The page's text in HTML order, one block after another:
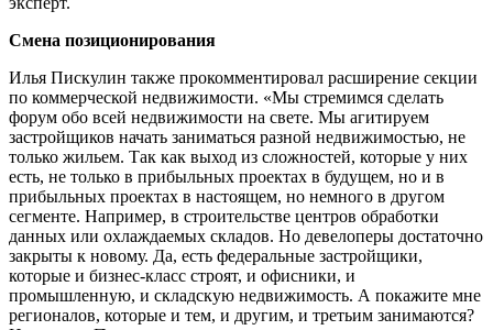
Смена позиционирования
Илья Пискулин также прокомментировал расширение секции
по коммерческой недвижимости. «Мы стремимся сделать
форум обо всей недвижимости на свете. Мы агитируем
застройщиков начать заниматься разной недвижимостью, не
только жильем. Так как выход из сложностей, которые у них
есть, не только в прибыльных проектах в будущем, но и в
прибыльных проектах в настоящем, но немного в другом
сегменте. Например, в строительстве центров обработки
данных или охлаждаемых складов. Но девелоперы достаточно
закрыты к новому. Да, есть федеральные застройщики,
которые и бизнес-класс строят, и офисники, и
промышленную, и складскую недвижимость. А покажите мне
регионалов, которые и тем, и другим, и третьим занимаются?